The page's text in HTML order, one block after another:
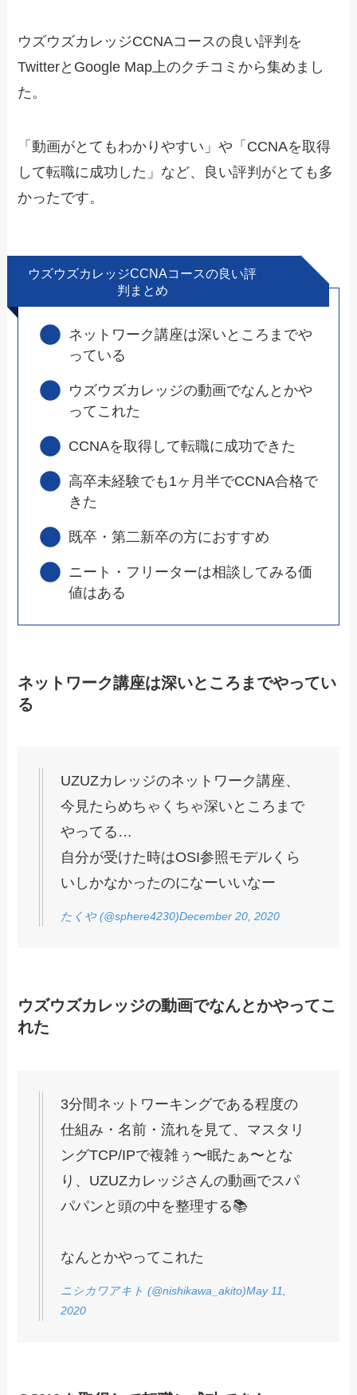
ウズウズカレッジCCNAコースの良い評判を
TwitterとGoogle Map上のクチコミから集めまし
た。
「動画がとてもわかりやすい」や「CCNAを取得
して転職に成功した」など、良い評判がとても多
かったです。
ウズウズカレッジCCNAコースの良い評
判まとめ
ネットワーク講座は深いところまでや
っている
ウズウズカレッジの動画でなんとかや
ってこれた
CCNAを取得して転職に成功できた
高卒未経験でも1ヶ月半でCCNA合格で
きた
既卒・第二新卒の方におすすめ
ニート・フリーターは相談してみる価
値はある
ネットワーク講座は深いところまでやってい
る
UZUZカレッジのネットワーク講座、
今見たらめちゃくちゃ深いところまで
やってる…
自分が受けた時はOSI参照モデルくら
いしかなかったのになーいいなー
たくや (@sphere4230)December 20, 2020
ウズウズカレッジの動画でなんとかやってこ
れた
3分間ネットワーキングである程度の
仕組み・名前・流れを見て、マスタリ
ングTCP/IPで複雑ぅ〜眠たぁ〜とな
り、UZUZカレッジさんの動画でスパ
パパンと頭の中を整理する📚
なんとかやってこれた
ニシカワアキト (@nishikawa_akito)May 11,
2020